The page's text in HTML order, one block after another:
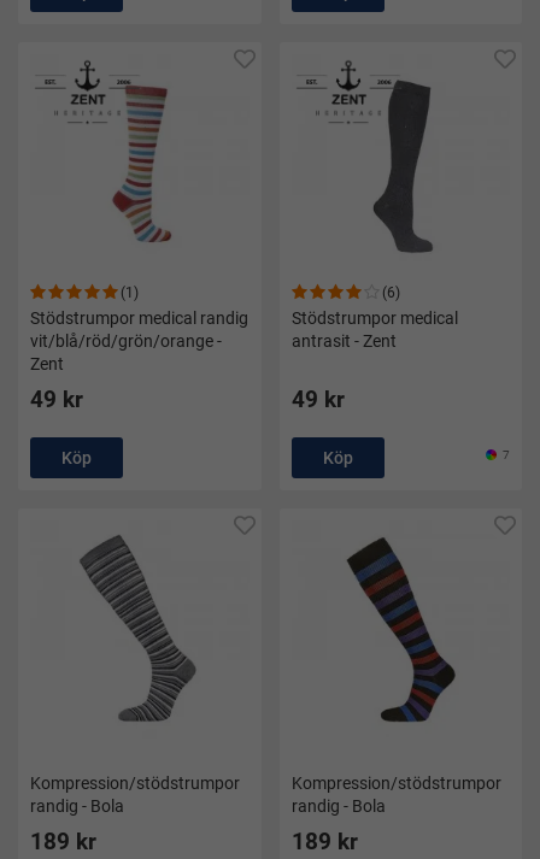
(1)
Stödstrumpor medical randig
vit/blå/röd/grön/orange -
Zent
49 kr
Köp
(6)
Stödstrumpor medical
antrasit - Zent
49 kr
Köp 7
Kompression/stödstrumpor
randig - Bola
189 kr
Kompression/stödstrumpor
randig - Bola
189 kr